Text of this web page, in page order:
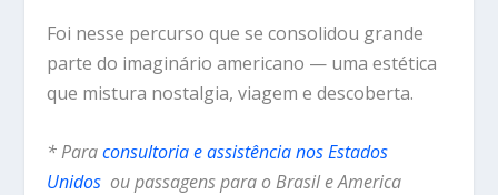
Foi nesse percurso que se consolidou grande
parte do imaginário americano — uma estética
que mistura nostalgia, viagem e descoberta.
* Paraconsultoria e assistência nos Estados
Unidos ou passagens para o Brasil e America